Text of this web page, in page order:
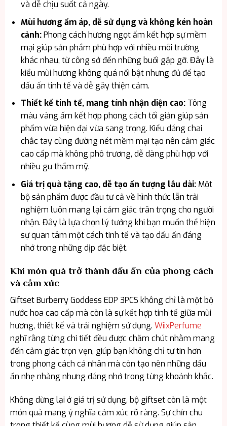
và dễ chịu suốt cả ngày.
Mùi hương ấm áp, dễ sử dụng và không kén hoàn
cảnh:Phong cách hương ngọt ấm kết hợp sự mềm
mại giúp sản phẩm phù hợp với nhiều môi trường
khác nhau, từ công sở đến những buổi gặp gỡ. Đây là
kiểu mùi hương không quá nổi bật nhưng đủ để tạo
dấu ấn tinh tế và dễ gây thiện cảm.
Thiết kế tinh tế, mang tính nhận diện cao:Tông
màu vàng ấm kết hợp phong cách tối giản giúp sản
phẩm vừa hiện đại vừa sang trọng. Kiểu dáng chai
chắc tay cùng đường nét mềm mại tạo nên cảm giác
cao cấp mà không phô trương, dễ dàng phù hợp với
nhiều gu thẩm mỹ.
Giá trị quà tặng cao, dễ tạo ấn tượng lâu dài:Một
bộ sản phẩm được đầu tư cả về hình thức lẫn trải
nghiệm luôn mang lại cảm giác trân trọng cho người
nhận. Đây là lựa chọn lý tưởng khi bạn muốn thể hiện
sự quan tâm một cách tinh tế và tạo dấu ấn đáng
nhớ trong những dịp đặc biệt.
Khi món quà trở thành dấu ấn của phong cách
và cảm xúc
Giftset Burberry Goddess EDP 3PCS không chỉ là một bộ
nước hoa cao cấp mà còn là sự kết hợp tinh tế giữa mùi
hương, thiết kế và trải nghiệm sử dụng. WiixPerfume
nghĩ rằng từng chi tiết đều được chăm chút nhằm mang
đến cảm giác trọn vẹn, giúp bạn không chỉ tự tin hơn
trong phong cách cá nhân mà còn tạo nên những dấu
ấn nhẹ nhàng nhưng đáng nhớ trong từng khoảnh khắc.
Không dừng lại ở giá trị sử dụng, bộ giftset còn là một
món quà mang ý nghĩa cảm xúc rõ ràng. Sự chỉn chu